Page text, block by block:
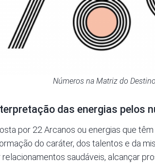
Números na Matriz do Destino
das energias pelos
por 22 Arcanos ou energias que
do caráter, dos talentos e da
saudáveis, alcançar